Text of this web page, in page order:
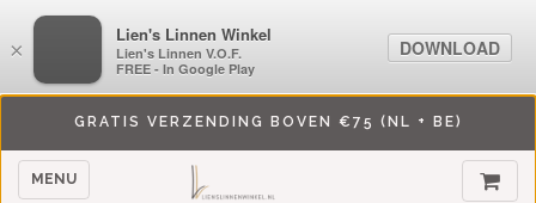
GRATIS VERZENDING BOVEN €75 (NL + BE)
MENU
×
LiensLinnenwinkel.nl
Lien's Linnen V.O.F.
FREE - In Google Play
DOWNLOAD
×
Lien's Linnen Winkel
Lien's Linnen V.O.F.
FREE - In Google Play
DOWNLOAD